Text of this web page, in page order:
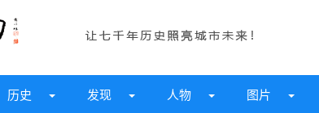
历史 发现 人物 图片